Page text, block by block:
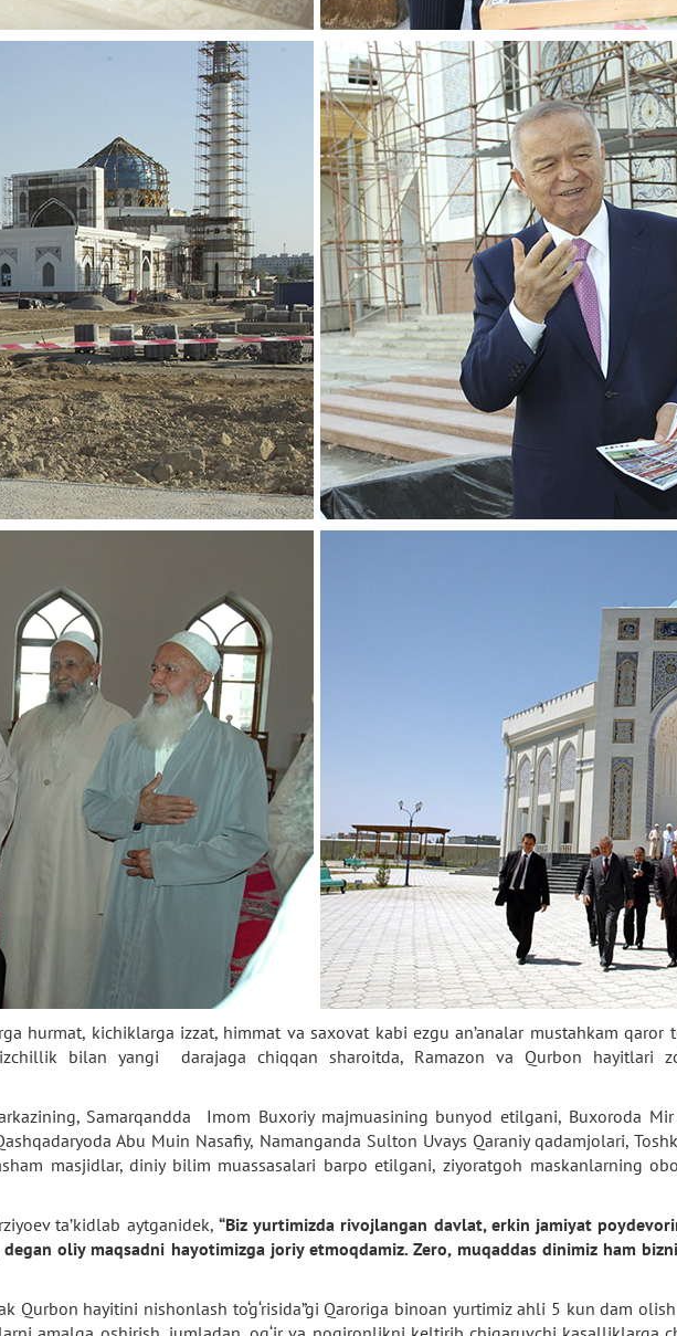
hurmat, kichiklarga izzat, himmat va saxovat kabi ezgu an’analar mustahkam qaror
izchillik bilan yangi darajaga chiqqan sharoitda, Ramazon va Qurbon hayitlari
Samarqandda Imom Buxoriy majmuasining bunyod etilgani, Buxoroda
Abu Muin Nasafiy, Namanganda Sulton Uvays Qaraniy qadamjolari,
masjidlar, diniy bilim muassasalari barpo etilgani, ziyoratgoh maskanlarning
ta’kidlab aytganidek, “Biz yurtimizda rivojlangan davlat, erkin jamiyat
oliy maqsadni hayotimizga joriy etmoqdamiz. Zero, muqaddas dinimiz ham
Qurbon hayitini nishonlash to‘g‘risida”gi Qaroriga binoan yurtimiz ahli 5 kun dam